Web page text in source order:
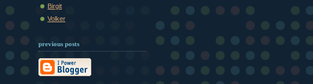
Birgit
Volker
previous posts